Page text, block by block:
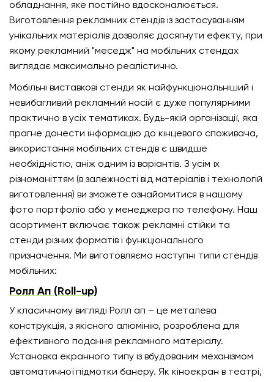
обладнання, яке постійно вдосконалюється.
Виготовлення рекламних стендів із застосуванням
унікальних матеріалів дозволяє досягнути ефекту, при
якому рекламний "меседж" на мобільних стендах
виглядає максимально реалістично.
Мобільні виставкові стенди як найфункціональніший і
невибагливий рекламний носій є дуже популярними
практично в усіх тематиках. Будь-якій організації, яка
прагне донести інформацію до кінцевого споживача,
використання мобільних стендів є швидше
необхідністю, аніж одним із варіантів. З усім їх
різноманіттям (в залежності від матеріалів і технологій
виготовлення) ви зможете ознайомитися в нашому
фото портфоліо або у менеджера по телефону. Наш
асортимент включає також рекламні стійки та
стенди різних форматів і функціонального
призначення. Ми виготовляємо наступні типи стендів
мобільних:
Ролл Ап (Roll-up)
У класичному вигляді Ролл ап – це металева
конструкція, з якісного алюмінію, розроблена для
ефективного подання рекламного матеріалу.
Установка екранного типу із вбудованим механізмом
автоматичної підмотки банеру. Як кіноекран в театрі,